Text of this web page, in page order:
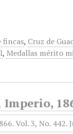
fincas, Cruz de
, Medallas mérito